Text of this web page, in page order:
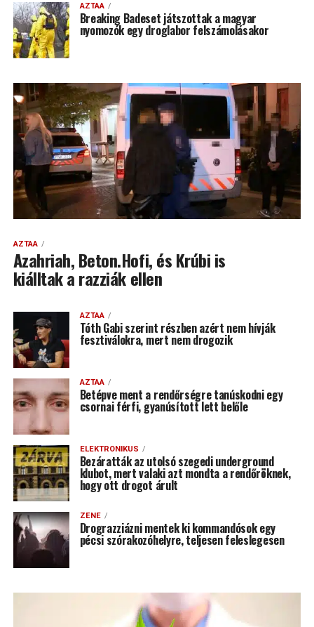
AZTAA
Breaking Badeset játszottak a magyar
nyomozók egy droglabor felszámolásakor
AZTAA
Azahriah, Beton.Hofi, és Krúbi is
kiálltak a razziák ellen
AZTAA
Tóth Gabi szerint részben azért nem hívják
fesztiválokra, mert nem drogozik
AZTAA
Betépve ment a rendőrségre tanúskodni egy
csornai férfi, gyanúsított lett belőle
ELEKTRONIKUS
Bezáratták az utolsó szegedi underground
klubot, mert valaki azt mondta a rendőröknek,
hogy ott drogot árult
ZENE
Drograzziázni mentek ki kommandósok egy
pécsi szórakozóhelyre, teljesen feleslegesen